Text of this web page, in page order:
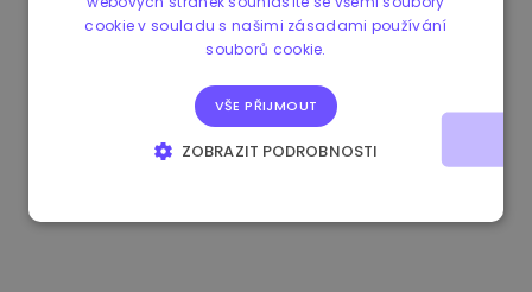
cookie v souladu s našimi zásadami používání
souborů cookie.
VŠE PŘIJMOUT
ZOBRAZIT PODROBNOSTI